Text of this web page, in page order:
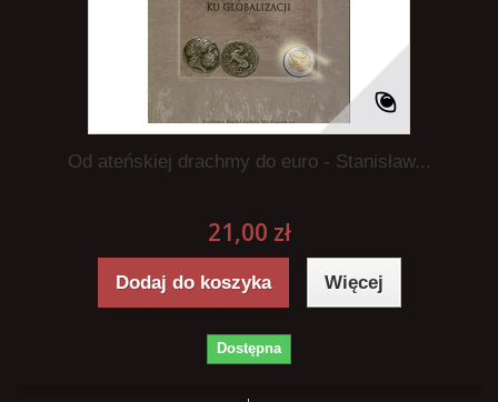
Od ateńskiej drachmy do euro - Stanisław...
21,00 zł
Dodaj do koszyka Więcej
Dostępna